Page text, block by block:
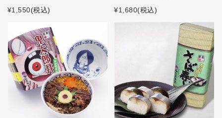
¥1,550(税込)
¥1,680(税込)